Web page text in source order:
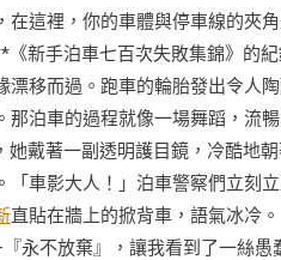
這裡，你的車體與停車線的夾
新手泊車七百次失敗集錦》的
移而過。跑車的輪胎發出令人
泊車的過程就像一場舞蹈，流
戴著一副透明護目鏡，冷酷地
車影大人！」泊車警察們立刻
直貼在牆上的掀背車，語氣冰冷
永不放棄』，讓我看到了一絲愚